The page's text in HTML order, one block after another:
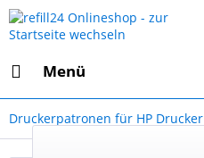
Menü
Druckerpatronen für HP Drucker